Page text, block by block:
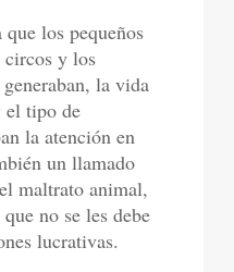
los pequeños
circos y los
la vida
el tipo de
la atención en
un llamado
maltrato animal,
no se les debe
lucrativas.